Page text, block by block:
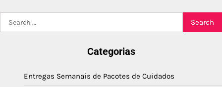
for:
Categorias
Entregas Semanais de Pacotes de Cuidados